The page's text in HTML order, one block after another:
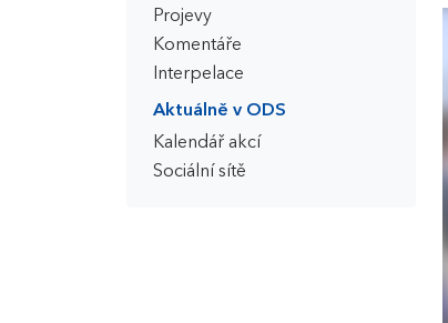
Projevy
Komentáře
Interpelace
Aktuálně v ODS
Kalendář akcí
Sociální sítě